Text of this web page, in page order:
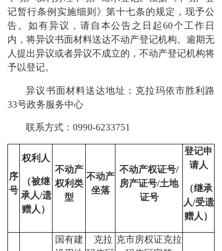
记暂行条例实施细则》第十七条的规定，现予公
告。如有异议，请自本公告之日起60个工作日
内，将异议书面材料送达不动产登记机构。逾期无
人提出异议或者异议不成立的，不动产登记机构将
予以登记。
异议书面材料送达地址： 克拉玛依市胜利路
33号政务服务中心
联系方式：0990-6233751
序
号
权利人
（被继
承人/遗
赠人）
不动产
权利类
型
不动产
坐落
不动产权证号/
房产证号/土地
证号
登记申
请人
（继承
人/受遗
赠人）
国有建
克拉 克市房权证克拉